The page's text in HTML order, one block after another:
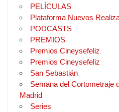
PELÍCULAS
Plataforma Nuevos
PODCASTS
PREMIOS
Premios Cineysefeliz
Premios Cineysefeliz
San Sebastián
Semana del Cortometraje
Madrid
Series